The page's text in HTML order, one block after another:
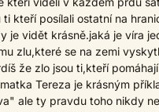
kteří posílali ostatní na
je vidět krásně.jaká je víra
zlu,které se na zemi
že zlo jsou ti,kteří
Tereza je krásným
ale ty pravdu toho nikdy